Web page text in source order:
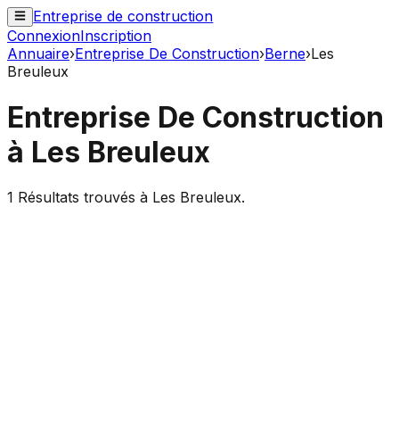
Entreprise de construction
ConnexionInscription
Annuaire›Entreprise De Construction›Berne›Les
Breuleux
Entreprise De Construction
à Les Breuleux
1 Résultats trouvés à Les Breuleux.